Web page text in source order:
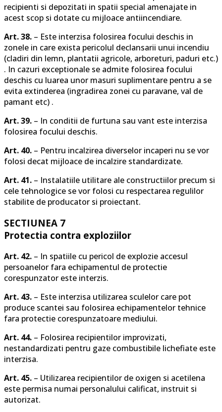
recipienti si depozitati in spatii special amenajate in
acest scop si dotate cu mijloace antiincendiare.
Art. 38. – Este interzisa folosirea focului deschis in
zonele in care exista pericolul declansarii unui incendiu
(cladiri din lemn, plantatii agricole, arboreturi, paduri etc.)
. In cazuri exceptionale se admite folosirea focului
deschis cu luarea unor masuri suplimentare pentru a se
evita extinderea (ingradirea zonei cu paravane, val de
pamant etc) .
Art. 39. – In conditii de furtuna sau vant este interzisa
folosirea focului deschis.
Art. 40. – Pentru incalzirea diverselor incaperi nu se vor
folosi decat mijloace de incalzire standardizate.
Art. 41. – Instalatiile utilitare ale constructiilor precum si
cele tehnologice se vor folosi cu respectarea regulilor
stabilite de producator si proiectant.
SECTIUNEA 7
Protectia contra exploziilor
Art. 42. – In spatiile cu pericol de explozie accesul
persoanelor fara echipamentul de protectie
corespunzator este interzis.
Art. 43. – Este interzisa utilizarea sculelor care pot
produce scantei sau folosirea echipamentelor tehnice
fara protectie corespunzatoare mediului.
Art. 44. – Folosirea recipientilor improvizati,
nestandardizati pentru gaze combustibile lichefiate este
interzisa.
Art. 45. – Utilizarea recipientilor de oxigen si acetilena
este permisa numai personalului calificat, instruit si
autorizat.